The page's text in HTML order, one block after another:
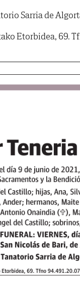
Sarria de
Etorbidea, 69.